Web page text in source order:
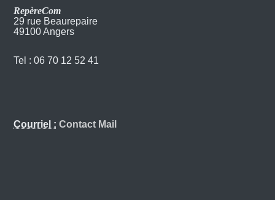
RepèreCom
29 rue Beaurepaire
49100 Angers
Tel : 06 70 12 52 41
Courriel : Contact Mail